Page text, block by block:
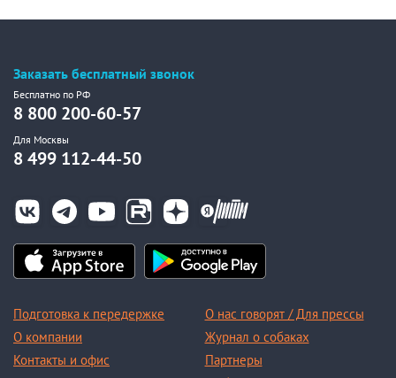
Заказать бесплатный звонок
Бесплатно по РФ
8 800 200-60-57
Для Москвы
8 499 112-44-50
Подготовка к передержке
О компании
Контакты и офис
О нас говорят / Для прессы
Журнал о собаках
Партнеры